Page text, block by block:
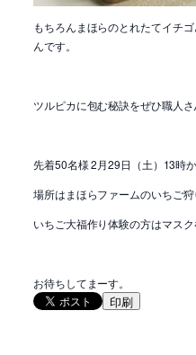
もちろんまほらのとれたてイチ
んです。
ツルピカに包む秘訣をぜひ職人
先着50名様 2月29日（土）13時
場所はまほらファームのいちご狩
いちご大福作り体験の方はマスク
お待ちしてまーす。
印刷